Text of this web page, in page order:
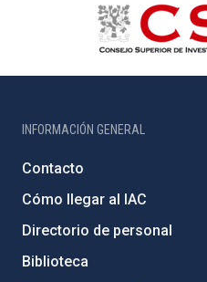
INFORMACIÓN GENERAL
Contacto
Cómo llegar al IAC
Directorio de personal
Biblioteca